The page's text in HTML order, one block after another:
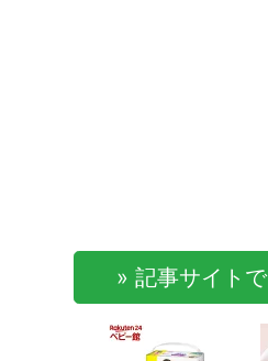
» 記事サイト